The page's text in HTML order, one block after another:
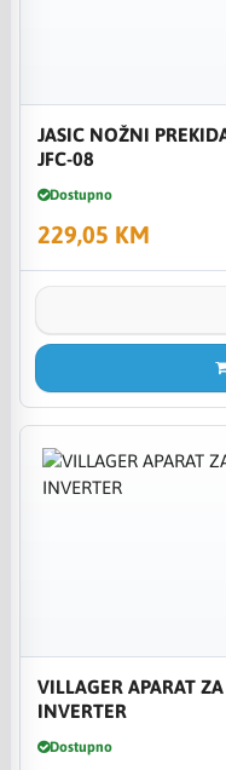
JASIC NOŽNI
JFC-08
Dostupno
229,05 KM
VILLAGER APARAT
INVERTER
Dostupno